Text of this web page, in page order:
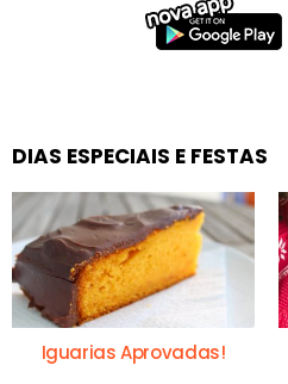
DIAS ESPECIAIS E FESTAS
Iguarias Aprovadas!